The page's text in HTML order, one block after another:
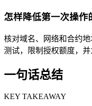
怎样降低第一次操作
核对域名、网络和合约
测试，限制授权额度，并
一句话总结
KEY TAKEAWAY